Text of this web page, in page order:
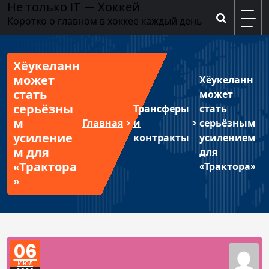
Перейти
содержимому
Не только IT — Хоккей
Коротко о главном в хоккее каждый день
Хёукеланн
может
стать
серьёзны
м
усиление
м для
«Трактора
»
Главная >
Трансферы
и
контракты
>
Хёукеланн
может
стать
серьёзным
усилением
для
«Трактора»
06
Июл